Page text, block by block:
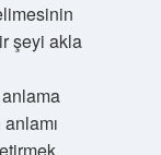
şeyi akla
anlama